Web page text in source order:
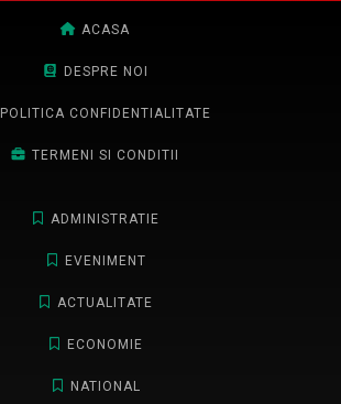
ACASA
DESPRE NOI
POLITICA CONFIDENTIALITATE
TERMENI SI CONDITII
ADMINISTRATIE
EVENIMENT
ACTUALITATE
ECONOMIE
NATIONAL